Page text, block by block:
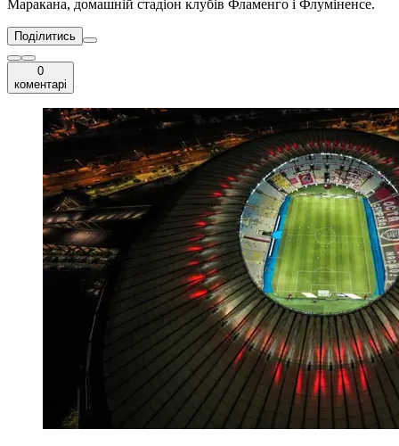
Маракана, домашній стадіон клубів Фламенго і Флуміненсе.
Поділитись
0
коментарі